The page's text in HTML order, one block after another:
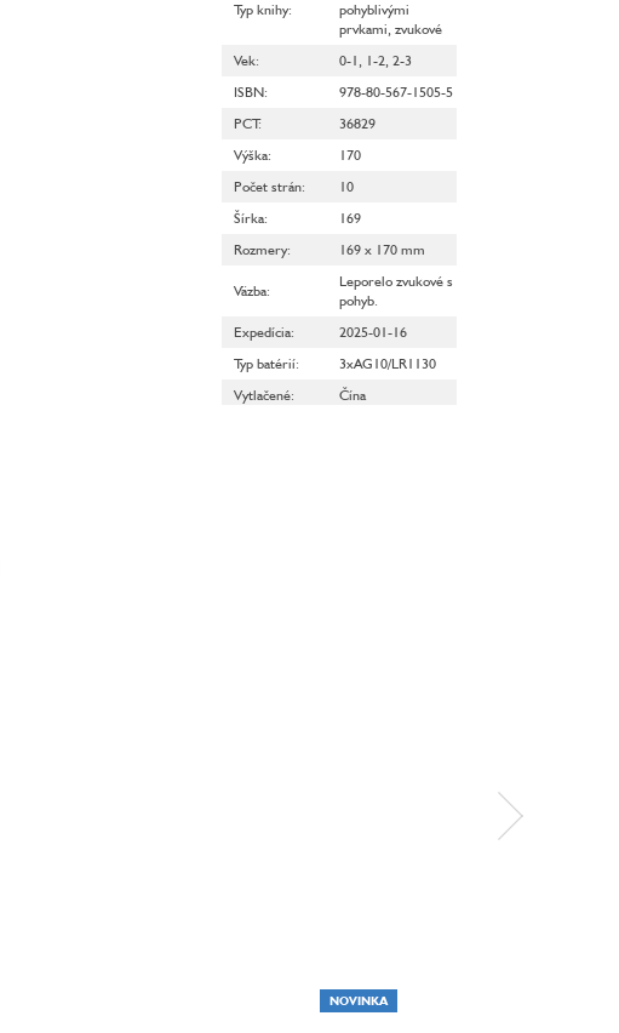
Typ knihy:
pohyblivými
prvkami zvukové
Vek: 0-1 1-2 2-3
ISBN:
978-80-567-1505-5
PCT:
36829
Výška:
170
Počet strán:
10
Šírka:
169
Rozmery: 169 x 170 mm
Väzba:
Leporelo zvukové s
pohyb.
Expedícia:
2025-01-16
Typ batérií:
3xAG10/LR1130
Vytlačené: Čína
NOVINKA